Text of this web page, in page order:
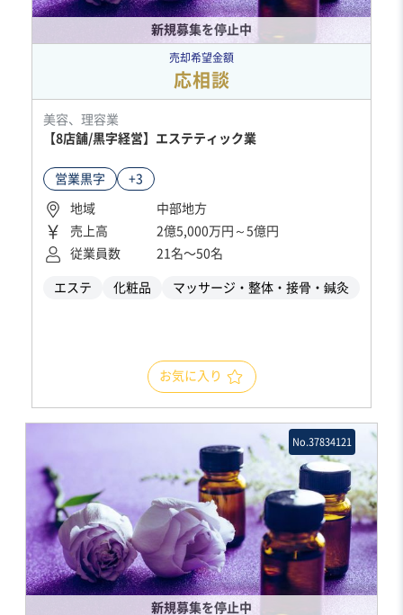
新規募集を停止中
売却希望金額
応相談
美容、理容業
【8店舗/黒字経営】エステティック業
営業黒字 +3
地域
中部地方
売上高
2億5,000万円～5億円
従業員数
21名〜50名
エステ 化粧品 マッサージ・整体・接骨・鍼灸
お気に入り
新規募集を停止中
No.37834121